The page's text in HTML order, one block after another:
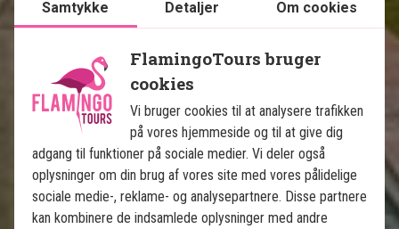
Indiens gyldne trekant med
tigersafari
8 nætters rundrejse
Samtykke Detaljer Om cookies
FlamingoTours bruger
cookies
Vi bruger cookies til at analysere trafikken
på vores hjemmeside og til at give dig
adgang til funktioner på sociale medier. Vi deler også
oplysninger om din brug af vores site med vores pålidelige
sociale medie-, reklame- og analysepartnere. Disse partnere
kan kombinere de indsamlede oplysninger med andre